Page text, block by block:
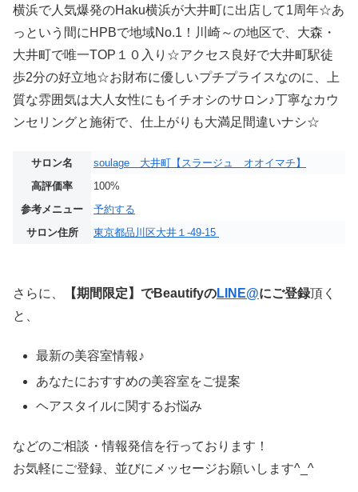
横浜で人気爆発のHaku横浜が大井町に出店して1周年☆あ
っという間にHPBで地域No.1！川崎～の地区で、大森・
大井町で唯一TOP１０入り☆アクセス良好で大井町駅徒
歩2分の好立地☆お財布に優しいプチプライスなのに、上
質な雰囲気は大人女性にもイチオシのサロン♪丁寧なカウ
ンセリングと施術で、仕上がりも大満足間違いナシ☆
サロン名
soulage 大井町【スラージュ オオイマチ】
高評価率
100%
参考メニュー
予約する
サロン住所
東京都品川区大井１-49-15
さらに、 【期間限定】でBeautifyのLINE@にご登録頂く
と、
最新の美容室情報♪
あなたにおすすめの美容室をご提案
ヘアスタイルに関するお悩み
などのご相談・情報発信を行っております！
お気軽にご登録、並びにメッセージお願いします^_^